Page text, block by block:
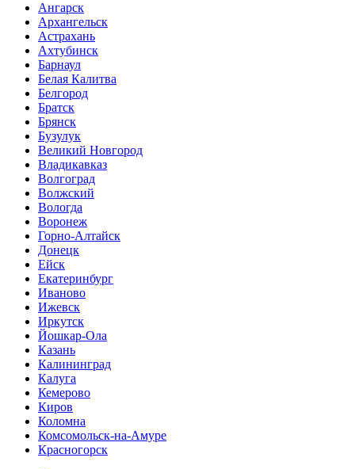
Ангарск
Архангельск
Астрахань
Ахтубинск
Барнаул
Белая Калитва
Белгород
Братск
Брянск
Бузулук
Великий Новгород
Владикавказ
Волгоград
Волжский
Вологда
Воронеж
Горно-Алтайск
Донецк
Ейск
Екатеринбург
Иваново
Ижевск
Иркутск
Йошкар-Ола
Казань
Калининград
Калуга
Кемерово
Киров
Коломна
Комсомольск-на-Амуре
Красногорск